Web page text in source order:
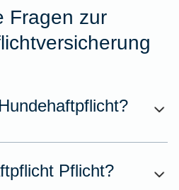
Fragen zur
Pflicht?